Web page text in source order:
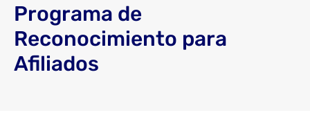
Programa de
Reconocimiento para
Afiliados